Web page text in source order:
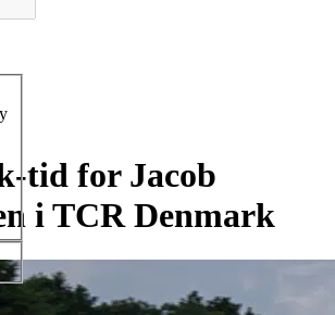
tid for Jacob
i TCR Denmark